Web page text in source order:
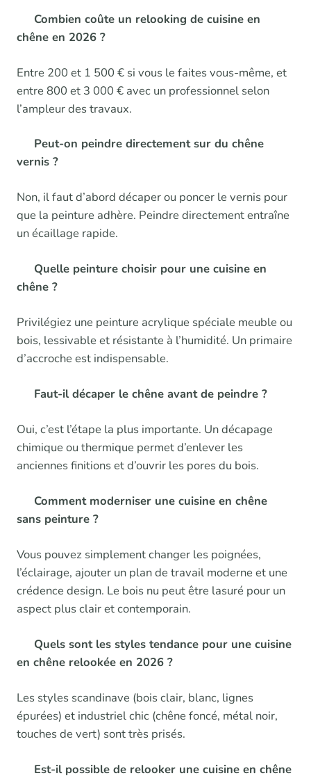
Combien coûte un relooking de cuisine en
chêne en 2026 ?
Entre 200 et 1 500 € si vous le faites vous-même, et
entre 800 et 3 000 € avec un professionnel selon
l’ampleur des travaux.
Peut-on peindre directement sur du chêne
vernis ?
Non, il faut d’abord décaper ou poncer le vernis pour
que la peinture adhère. Peindre directement entraîne
un écaillage rapide.
Quelle peinture choisir pour une cuisine en
chêne ?
Privilégiez une peinture acrylique spéciale meuble ou
bois, lessivable et résistante à l’humidité. Un primaire
d’accroche est indispensable.
Faut-il décaper le chêne avant de peindre ?
Oui, c’est l’étape la plus importante. Un décapage
chimique ou thermique permet d’enlever les
anciennes finitions et d’ouvrir les pores du bois.
Comment moderniser une cuisine en chêne
sans peinture ?
Vous pouvez simplement changer les poignées,
l’éclairage, ajouter un plan de travail moderne et une
crédence design. Le bois nu peut être lasuré pour un
aspect plus clair et contemporain.
Quels sont les styles tendance pour une cuisine
en chêne relookée en 2026 ?
Les styles scandinave (bois clair, blanc, lignes
épurées) et industriel chic (chêne foncé, métal noir,
touches de vert) sont très prisés.
Est-il possible de relooker une cuisine en chêne